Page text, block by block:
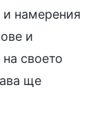
намерения
и
своето
ще